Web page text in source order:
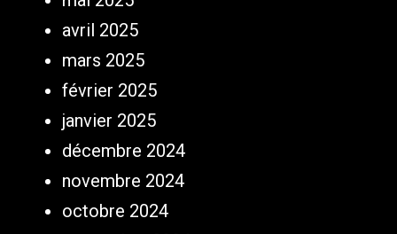
avril 2025
mars 2025
février 2025
janvier 2025
décembre 2024
novembre 2024
octobre 2024